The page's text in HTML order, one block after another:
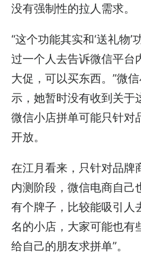
没有强制性的拉人需求。
“这个功能其实和‘送礼物
过一个人去告诉微信平台
大促，可以买东西。”微
示，她暂时没有收到关于
微信小店拼单可能只针对
开放。
在江月看来，只针对品牌
内测阶段，微信电商自己
有个牌子，比较能吸引人
名的小店，大家可能也有
给自己的朋友求拼单”。